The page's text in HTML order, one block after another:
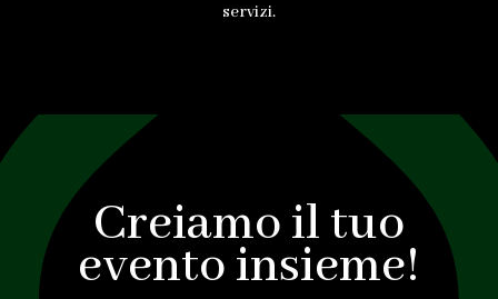
servizi.
Creiamo il tuo
evento insieme!